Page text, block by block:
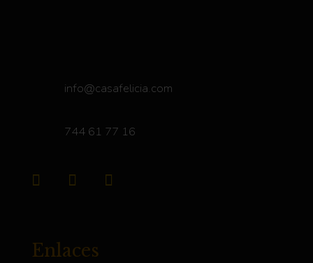
info@casafelicia.com
744 61 77 16
Enlaces